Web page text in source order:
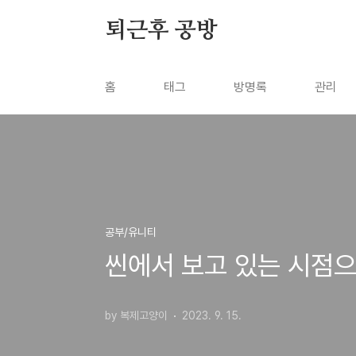
퇴근후 공방
홈 태그 방명록 관리
공부/유니티
씬에서 보고 있는 시점
by 복제고양이 2023. 9. 15.